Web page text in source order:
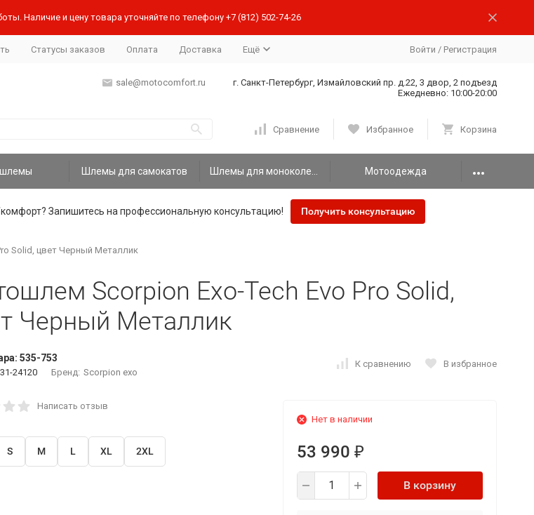
Наличие и цену товара уточняйте по телефону +7 (812) 502-74-26
Статусы заказов Оплата Доставка Ещё Войти / Регистрация
sale@motocomfort.ru
г. Санкт-Петербург, Измайловский пр. д.22, 3 двор, 2 подъезд
Ежедневно: 10:00-20:00
Сравнение Избранное Корзина
Шлемы для самокатов Мотоодежда
Запишитесь на профессиональную консультацию! Получить консультацию
Solid, цвет Черный Металлик
Scorpion Exo-Tech Evo Pro Solid,
Черный Металлик
535-753
31-24120 Бренд: Scorpion exo
К сравнению В избранное
Написать отзыв
S M L XL 2XL
Нет в наличии
53 990 ₽
В корзину